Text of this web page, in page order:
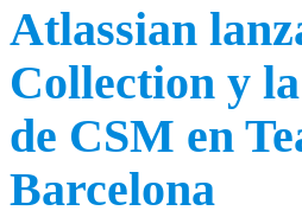
Atlassian
Collection y
de CSM en
Barcelona